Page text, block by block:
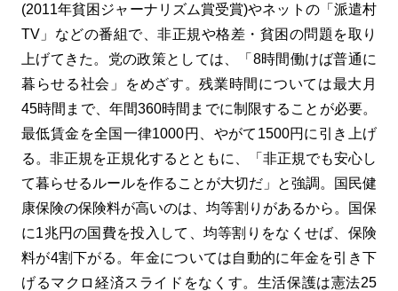
(2011年貧困ジャーナリズム賞受賞)やネットの「派遣村
TV」などの番組で、非正規や格差・貧困の問題を取り
上げてきた。党の政策としては、「8時間働けば普通に
暮らせる社会」をめざす。残業時間については最大月
45時間まで、年間360時間までに制限することが必要。
最低賃金を全国一律1000円、やがて1500円に引き上げ
る。非正規を正規化するとともに、「非正規でも安心し
て暮らせるルールを作ることが大切だ」と強調。国民健
康保険の保険料が高いのは、均等割りがあるから。国保
に1兆円の国費を投入して、均等割りをなくせば、保険
料が4割下がる。年金については自動的に年金を引き下
げるマクロ経済スライドをなくす。生活保護は憲法25